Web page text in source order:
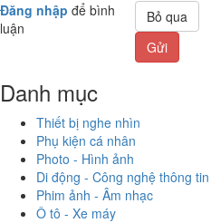
Đăng nhập để bình
luận
Bỏ qua
Gửi
Danh mục
Thiết bị nghe nhìn
Phụ kiện cá nhân
Photo - Hình ảnh
Di động - Công nghệ thông tin
Phim ảnh - Âm nhạc
Ô tô - Xe máy